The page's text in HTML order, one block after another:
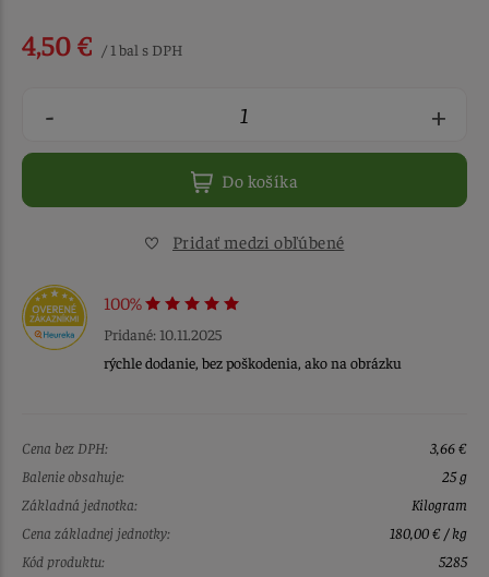
4,50 € / 1 bal s DPH
- +
Do košíka
Pridať medzi obľúbené
100%
Pridané: 10.11.2025
rýchle dodanie, bez poškodenia, ako na obrázku
Cena bez DPH:
3,66 €
Balenie obsahuje:
25 g
Základná jednotka:
Kilogram
Cena základnej jednotky:
180,00 € / kg
Kód produktu:
5285